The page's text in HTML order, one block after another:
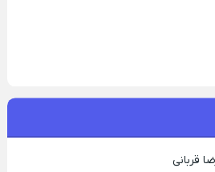
قربانی